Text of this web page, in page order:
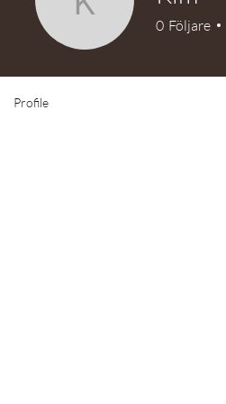
Kim 0 Följare
Profile